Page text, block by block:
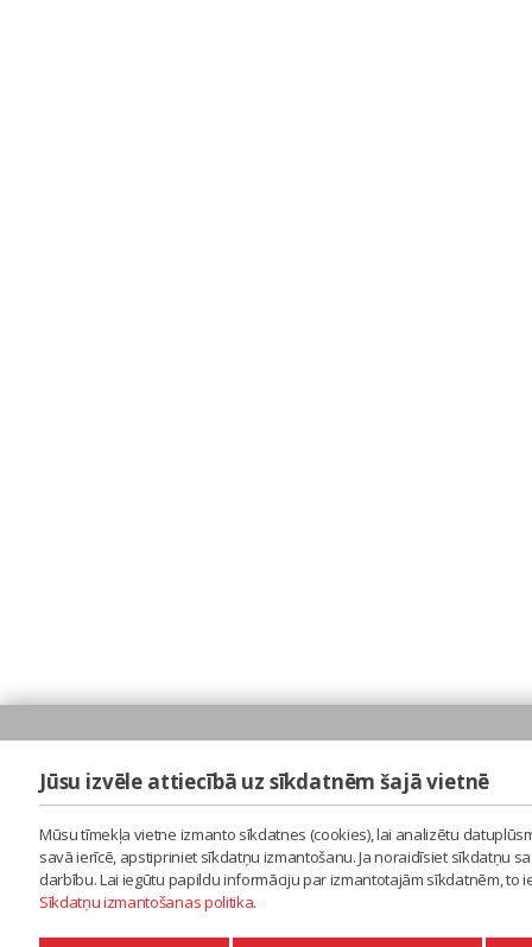
Jūsu izvēle attiecībā uz sīkdatnēm šajā vietnē
Mūsu tīmekļa vietne izmanto sīkdatnes (cookies), lai analizētu
savā ierīcē, apstipriniet sīkdatņu izmantošanu. Ja noraidīsiet sīkdatņu
darbību. Lai iegūtu papildu informāciju par izmantotajām sīkdatnēm,
Sīkdatņu izmantošanas politika.